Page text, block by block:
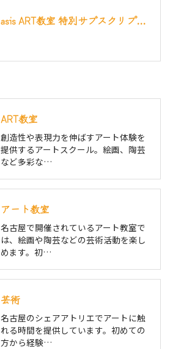
asis ART教室 特別サブスクリプション枠のご案内
ART教室
創造性や表現力を伸ばすアート体験を
提供するアートスクール。絵画、陶芸
など多彩な…
アート教室
名古屋で開催されているアート教室で
は、絵画や陶芸などの芸術活動を楽し
めます。初…
芸術
名古屋のシェアアトリエでアートに触
れる時間を提供しています。初めての
方から経験…